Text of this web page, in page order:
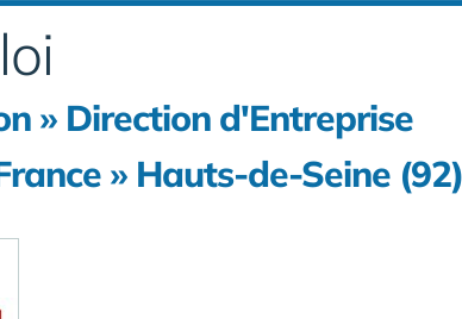
» Direction d'Entreprise
» Hauts-de-Seine (92)